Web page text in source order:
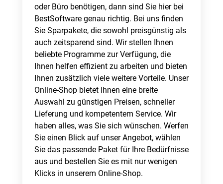
oder Büro benötigen, dann sind Sie hier bei
BestSoftware genau richtig. Bei uns finden
Sie Sparpakete, die sowohl preisgünstig als
auch zeitsparend sind. Wir stellen Ihnen
beliebte Programme zur Verfügung, die
Ihnen helfen effizient zu arbeiten und bieten
Ihnen zusätzlich viele weitere Vorteile. Unser
Online-Shop bietet Ihnen eine breite
Auswahl zu günstigen Preisen, schneller
Lieferung und kompetentem Service. Wir
haben alles, was Sie sich wünschen. Werfen
Sie einen Blick auf unser Angebot, wählen
Sie das passende Paket für Ihre Bedürfnisse
aus und bestellen Sie es mit nur wenigen
Klicks in unserem Online-Shop.